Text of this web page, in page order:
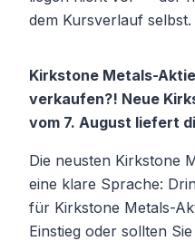
dem Kursverlauf selbst.
Kirkstone Metals-
verkaufen?! Neue
vom 7. August liefert
Die neusten Kirkstone
eine klare Sprache:
für Kirkstone Metals-
Einstieg oder sollten